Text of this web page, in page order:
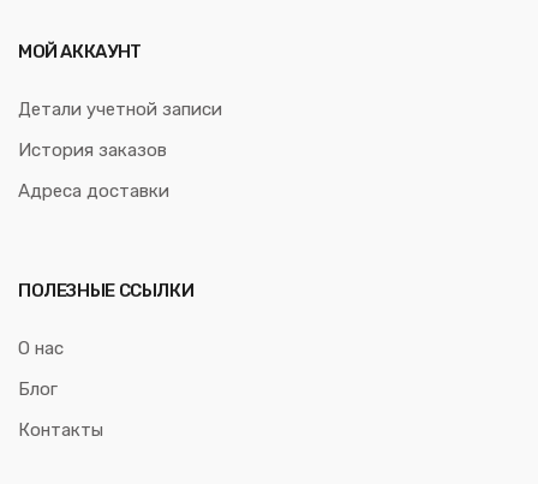
МОЙ АККАУНТ
Детали учетной записи
История заказов
Адреса доставки
ПОЛЕЗНЫЕ ССЫЛКИ
О нас
Блог
Контакты